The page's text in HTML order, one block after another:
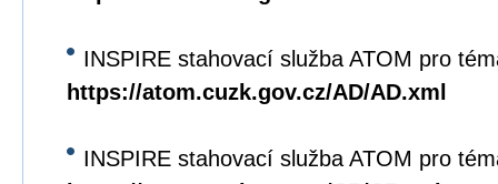
INSPIRE stahovací služba ATOM pro
https://atom.cuzk.gov.cz/AD/AD.xml
INSPIRE stahovací služba ATOM pro